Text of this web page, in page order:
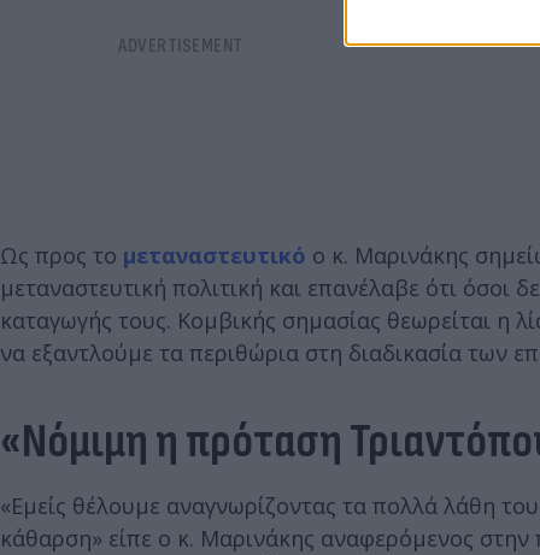
Ως προς το μεταναστευτικό ο κ. Μαρινάκης
μεταναστευτική πολιτική και επανέλαβε ότι όσοι
καταγωγής τους. Κομβικής σημασίας θεωρείται η
να εξαντλούμε τα περιθώρια στη διαδικασία των
«Νόμιμη η πρόταση
«Εμείς θέλουμε αναγνωρίζοντας τα πολλά λάθη
κάθαρση» είπε ο κ. Μαρινάκης αναφερόμενος